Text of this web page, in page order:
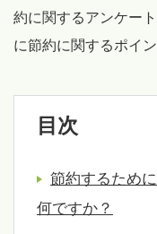
約に関するアンケー
に節約に関するポイ
目次
節約するため
何ですか？